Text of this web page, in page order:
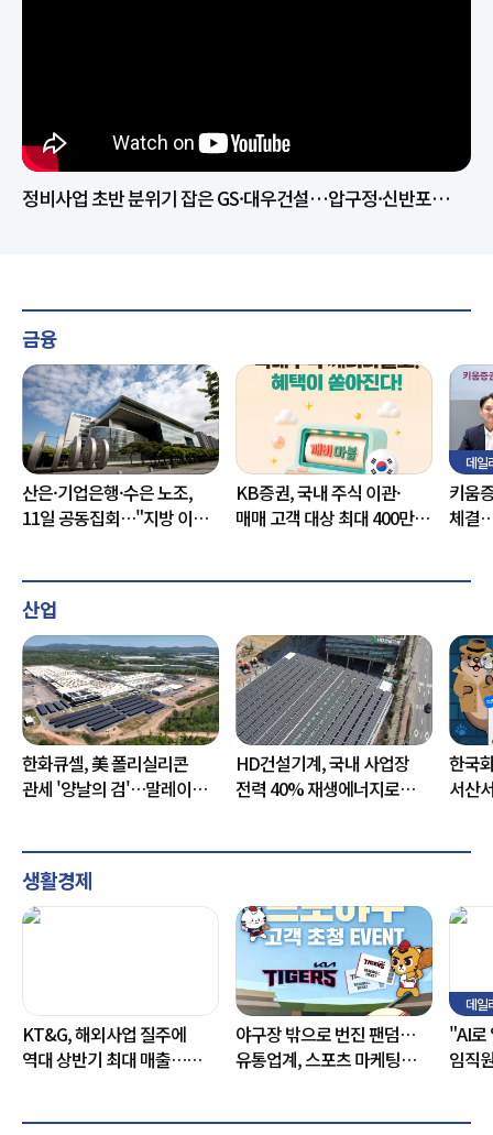
정비사업 초반 분위기 잡은 GS·대우건설…압구정·신반포
금융
산은·기업은행·수은 노조,
11일 공동집회…"지방 이전
KB증권, 국내 주식 이관·
매매 고객 대상 최대 400만원
데일
키움
체결
산업
한화큐셀, 美 폴리실리콘
관세 '양날의 검'…말레이산
HD건설기계, 국내 사업장
전력 40% 재생에너지로
한국
서산
생활경제
KT&G, 해외사업 질주에
역대 상반기 최대 매출…
야구장 밖으로 번진 팬덤…
유통업계, 스포츠 마케팅
데일
"AI로
임직